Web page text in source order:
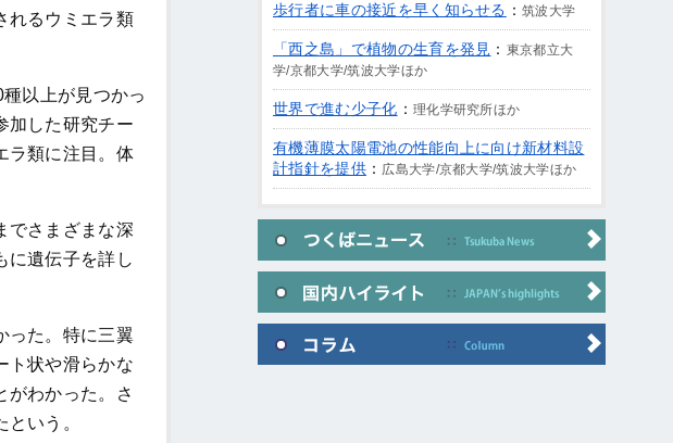
れるウミエラ類
以上が見つかっ
加した研究チー
ラ類に注目。体
でさまざまな深
に遺伝子を詳し
った。特に三翼
ト状や滑らかな
がわかった。さ
いう。
歩行者に車の接近を早く知らせる ：筑波大学
「西之島」で植物の生育を発見 ： 東京都立大
学/京都大学/筑波大学ほか
世界で進む少子化 ： 理化学研究所ほか
有機薄膜太陽電池の性能向上に向け新材料設
計指針を提供： 広島大学/京都大学/筑波大学ほか